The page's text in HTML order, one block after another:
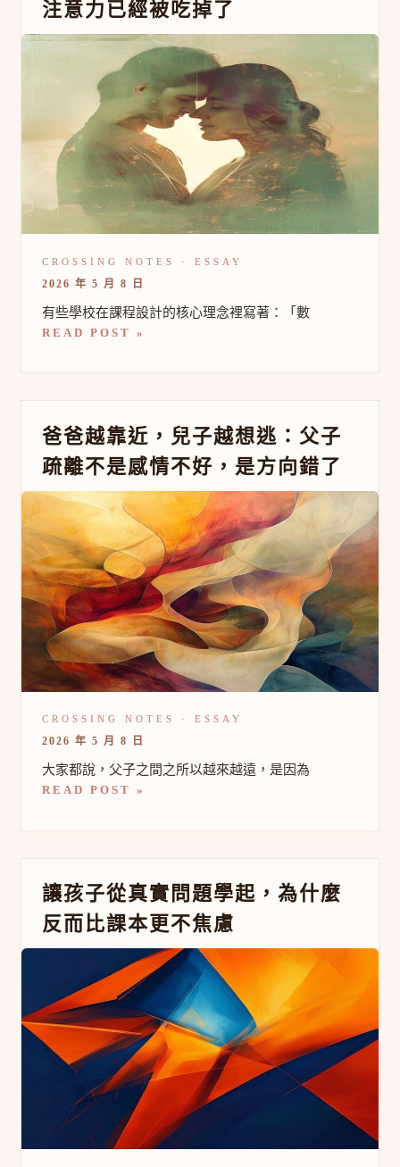
注意力已經被吃掉了
2026 年 5 月 8 日
有些學校在課程設計的核心理念裡寫著：「數
說
數
位
孩
意
經
被
掉
了
READ POST »
爸爸越靠近，兒子越想逃：父子
疏離不是感情不好，是方向錯了
2026 年 5 月 8 日
大家都說，父子之間之所以越來越遠，是因為
爸
爸
越
靠
近，
子
想
逃：
父
子
疏
離
不
是
情
不
是
方
READ POST »
讓孩子從真實問題學起，為什麼
反而比課本更不焦慮
讓
孩
子
從
題
學
起，
為